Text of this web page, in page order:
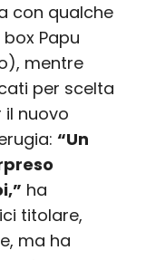
con qualche
Papu
mentre
per scelta
il nuovo
“Un
ha
titolare,
ma ha